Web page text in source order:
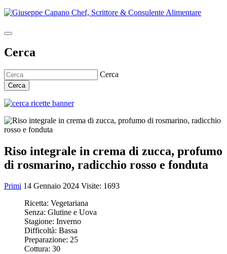
Cerca
Cerca
Cerca
Riso integrale in crema di zucca, profumo
di rosmarino, radicchio rosso e fonduta
Primi 14 Gennaio 2024 Visite: 1693
Ricetta: Vegetariana
Senza: Glutine e Uova
Stagione: Inverno
Difficoltà: Bassa
Preparazione: 25
Cottura: 30